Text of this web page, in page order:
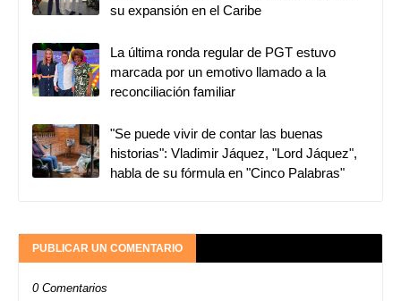
su expansión en el Caribe
La última ronda regular de PGT estuvo
marcada por un emotivo llamado a la
reconciliación familiar
"Se puede vivir de contar las buenas
historias": Vladimir Jáquez, "Lord Jáquez",
habla de su fórmula en "Cinco Palabras"
PUBLICAR UN COMENTARIO
0 Comentarios